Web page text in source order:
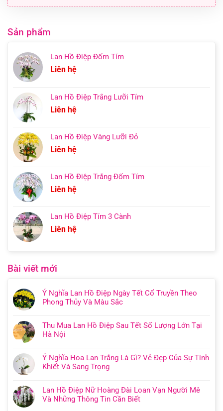
Sản phẩm
Lan Hồ Điệp Đốm Tím
Liên hệ
Lan Hồ Điệp Trắng Lưỡi Tím
Liên hệ
Lan Hồ Điệp Vàng Lưỡi Đỏ
Liên hệ
Lan Hồ Điệp Trắng Đốm Tím
Liên hệ
Lan Hồ Điệp Tím 3 Cành
Liên hệ
Bài viết mới
Ý Nghĩa Lan Hồ Điệp Ngày Tết Cổ Truyền Theo
Phong Thủy Và Màu Sắc
Thu Mua Lan Hồ Điệp Sau Tết Số Lượng Lớn Tại
Hà Nội
Ý Nghĩa Hoa Lan Trắng Là Gì? Vẻ Đẹp Của Sự Tinh
Khiết Và Sang Trọng
Lan Hồ Điệp Nữ Hoàng Đài Loan Vạn Người Mê
Và Những Thông Tin Cần Biết